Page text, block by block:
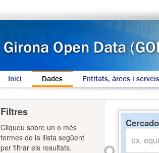
Inici Dades Entitats, àrees i serveis
Filtres
Cliqueu sobre un o més
termes de la llista següent
per filtrar els resultats.